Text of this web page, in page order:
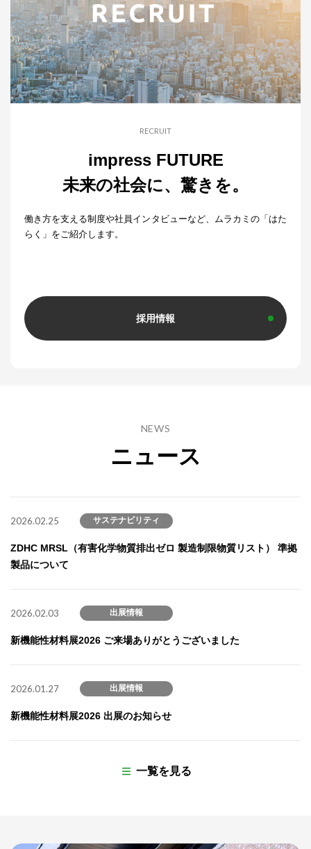
RECRUIT
impress FUTURE
未来の社会に、驚きを。
働き方を支える制度や社員インタビューなど、ムラカミの「はた
らく」をご紹介します。
採用情報
NEWS
ニュース
2026.02.25 サステナビリティ
ZDHC MRSL（有害化学物質排出ゼロ 製造制限物質リスト） 準拠
製品について
2026.02.03 出展情報
新機能性材料展2026 ご来場ありがとうございました
2026.01.27 出展情報
新機能性材料展2026 出展のお知らせ
一覧を見る